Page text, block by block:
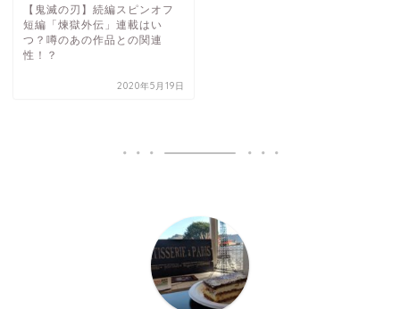
【鬼滅の刃】続編スピンオフ
短編「煉獄外伝」連載はい
つ？噂のあの作品との関連
性！？
2020年5月19日